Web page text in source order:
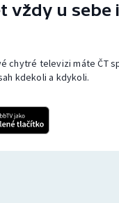
vždy u sebe
chytré televizi máte ČT
kdekoli a kdykoli.